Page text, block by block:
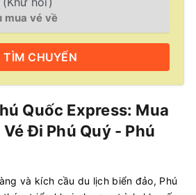
TÌM CHUYẾN
Quốc Express: Mua
Vé Đi Phú Quý - Phú
và kích cầu du lịch biển đảo, Phú